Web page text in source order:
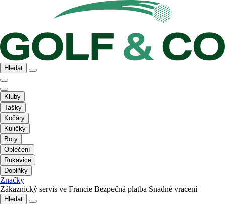
Hledat
Kluby
Tašky
Kočáry
Kuličky
Boty
Oblečení
Rukavice
Doplňky
Značky
Zákaznický servis ve Francie Bezpečná platba Snadné vracení
Hledat